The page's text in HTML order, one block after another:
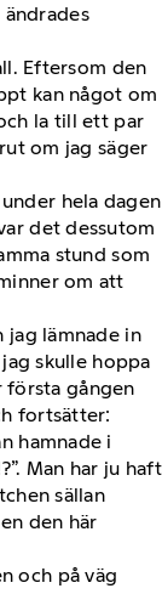
ändrades
Eftersom den
kan något om
la till ett par
om jag säger
hela dagen
det dessutom
stund som
om att
jag lämnade in
skulle hoppa
första gången
fortsätter:
hamnade i
Man har ju haft
sällan
den här
och på väg